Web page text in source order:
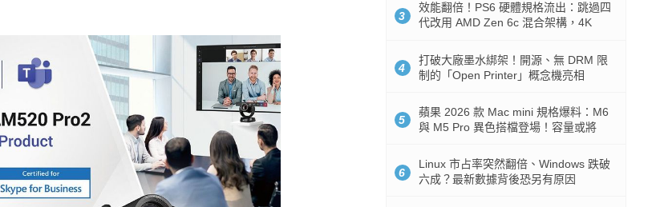
3
效能翻倍！PS6 硬體規格流出：跳過四
代改用 AMD Zen 6c 混合架構，4K
4
打破大廠墨水綁架！開源、無 DRM 限
制的「Open Printer」概念機亮相
5
蘋果 2026 款 Mac mini 規格爆料：M6
與 M5 Pro 異色搭檔登場！容量或將
6
Linux 市占率突然翻倍、Windows 跌破
六成？最新數據背後恐另有原因